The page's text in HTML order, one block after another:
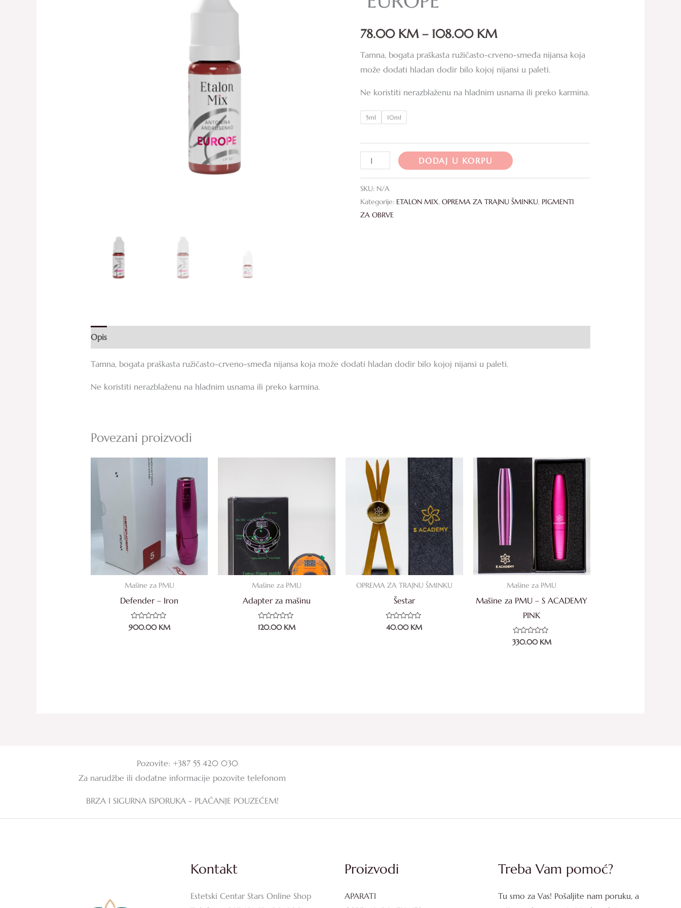
78.00 KM – 108.00 KM108.00 KM
Tamna, bogata praškasta ružičasto-crveno-smeđa nijansa koja
može dodati hladan dodir bilo kojoj nijansi u paleti.
Ne koristiti nerazblaženu na hladnim usnama ili preko karmina.
5ml 10ml
količina
DODAJ U KORPU
SKU: N/A
Kategorije: ETALON MIX,OPREMA ZA TRAJNU ŠMINKU, PIGMENTI
ZA OBRVE
Opis
Tamna, bogata praškasta ružičasto-crveno-smeđa nijansa koja može dodati hladan dodir bilo kojoj nijansi u paleti.
Ne koristiti nerazblaženu na hladnim usnama ili preko karmina.
Povezani proizvodi
Mašine za PMU
Defender – Iron
Ocjenjeno
0
900.00 KM
Mašine za PMU
Adapter za mašinu
Ocjenjeno
0
120.00 KM
OPREMA ZA TRAJNU ŠMINKU
Šestar
Ocjenjeno
0
40.00 KM
Mašine za PMU
Mašine za PMU – S ACADEMY
PINK
Ocjenjeno
0
330.00 KM
Pozovite: +387 55 420 030
Za narudžbe ili dodatne informacije pozovite telefonom
BRZA I SIGURNA ISPORUKA - PLAĆANJE POUZEĆEM!
Kontakt
Estetski Centar Stars Online Shop
Proizvodi
APARATI
Treba Vam pomoć?
Tu smo za Vas! Pošaljite nam poruku, a